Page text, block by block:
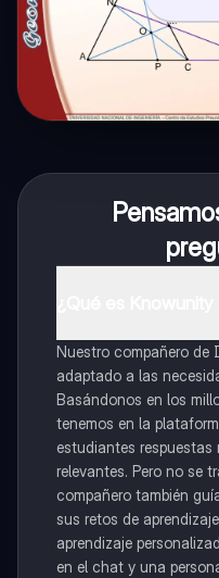
Nuestro compañero de
adaptado a las
Basándonos en los
tenemos en la
estudiantes
relevantes. Pero no se
compañero también
sus retos de
aprendizaje
en el chat y una